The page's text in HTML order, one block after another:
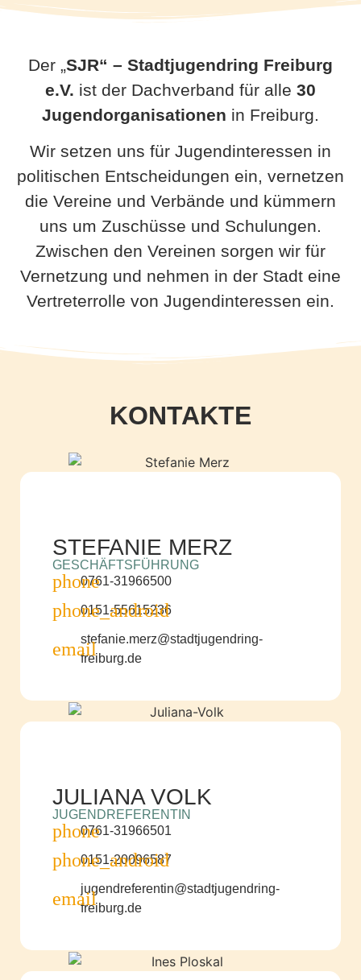
Der „SJR“ – Stadtjugendring Freiburg
e.V. ist der Dachverband für alle 30
Jugendorganisationen in Freiburg.
Wir setzen uns für Jugendinteressen in
politischen Entscheidungen ein, vernetzen
die Vereine und Verbände und kümmern
uns um Zuschüsse und Schulungen.
Zwischen den Vereinen sorgen wir für
Vernetzung und nehmen in der Stadt eine
Vertreterrolle von Jugendinteressen ein.
KONTAKTE
STEFANIE MERZ
GESCHÄFTSFÜHRUNG
0761-31966500
0151-55615236
stefanie.merz@stadtjugendring-
freiburg.de
JULIANA VOLK
JUGENDREFERENTIN
0761-31966501
0151-20096587
jugendreferentin@stadtjugendring-
freiburg.de